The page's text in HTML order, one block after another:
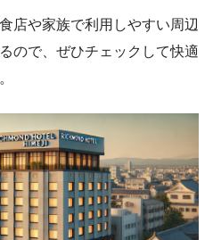
店や家族で利用しやすい周辺
ので、ぜひチェックして快適